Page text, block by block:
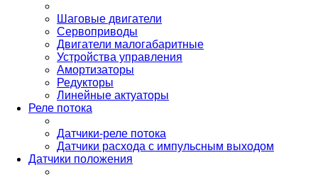
Шаговые двигатели
Сервоприводы
Двигатели малогабаритные
Устройства управления
Амортизаторы
Редукторы
Линейные актуаторы
Реле потока
Датчики-реле потока
Датчики расхода с импульсным выходом
Датчики положения